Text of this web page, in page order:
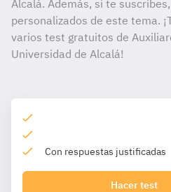
Alcalá. Además, si te
personalizados de este tema.
varios test gratuitos de
Universidad de Alcalá!
Con respuestas justificadas
Hacer test